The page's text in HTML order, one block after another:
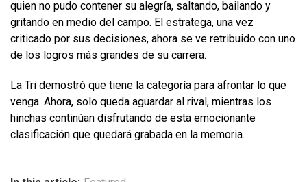
quien no pudo contener su alegría, saltando, bailando y
gritando en medio del campo. El estratega, una vez
criticado por sus decisiones, ahora se ve retribuido con uno
de los logros más grandes de su carrera.
La Tri demostró que tiene la categoría para afrontar lo que
venga. Ahora, solo queda aguardar al rival, mientras los
hinchas continúan disfrutando de esta emocionante
clasificación que quedará grabada en la memoria.